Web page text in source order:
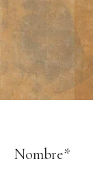
Nombre*